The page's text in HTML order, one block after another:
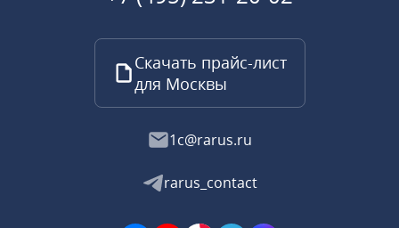
Скачать прайс-лист
для Москвы
1c@rarus.ru
rarus_contact